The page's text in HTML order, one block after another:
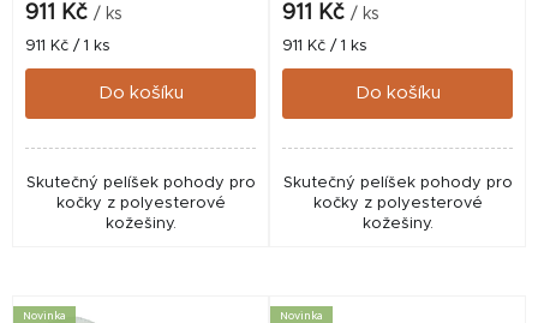
911 Kč / ks
Měrná
cena:
911 Kč / 1 ks
Do košíku
Skutečný pelíšek pohody pro
kočky z polyesterové
kožešiny.
911 Kč / ks
Měrná
cena:
911 Kč / 1 ks
Do košíku
Skutečný pelíšek pohody pro
kočky z polyesterové
kožešiny.
Novinka Novinka